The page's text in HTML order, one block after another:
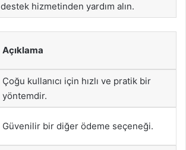
destek hizmetinden yardım alın.
Açıklama
Çoğu kullanıcı için hızlı ve pratik bir
yöntemdir.
Güvenilir bir diğer ödeme seçeneği.